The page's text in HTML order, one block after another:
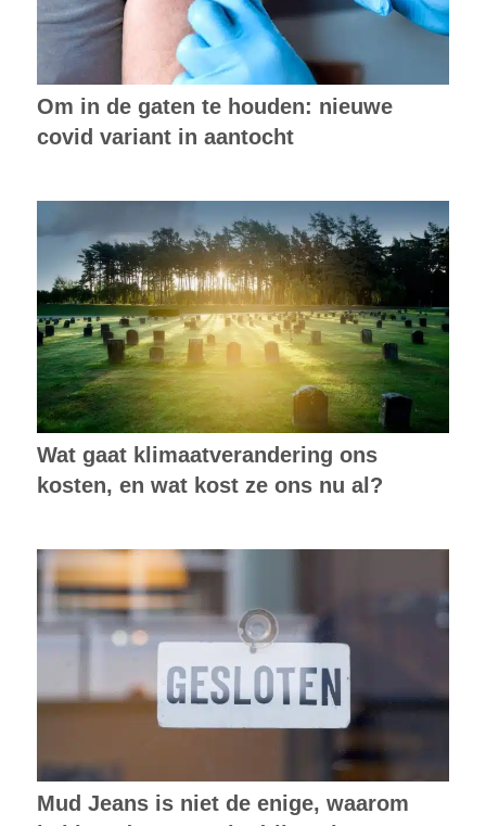
Om in de gaten te houden: nieuwe
covid variant in aantocht
Wat gaat klimaatverandering ons
kosten, en wat kost ze ons nu al?
Mud Jeans is niet de enige, waarom